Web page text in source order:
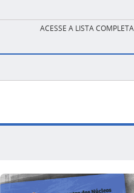
ACESSE A LISTA COMPLETA